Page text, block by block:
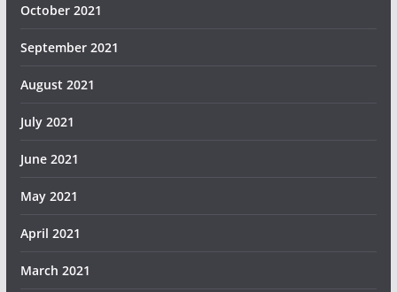
October 2021
September 2021
August 2021
July 2021
June 2021
May 2021
April 2021
March 2021